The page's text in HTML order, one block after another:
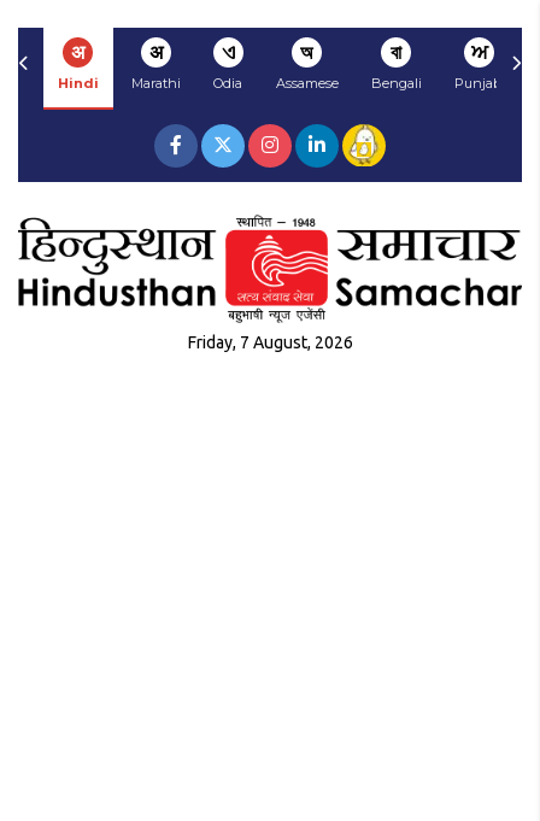
अ
Hindi
अ
Marathi
ଏ
Odia
অ
Assamese
বা
Bengali
ਅ
Punjabi
Friday, 7 August, 2026